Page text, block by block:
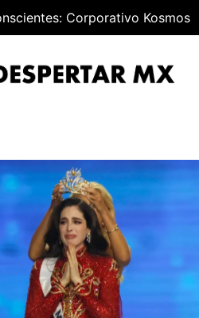
Corporativo Kosmos